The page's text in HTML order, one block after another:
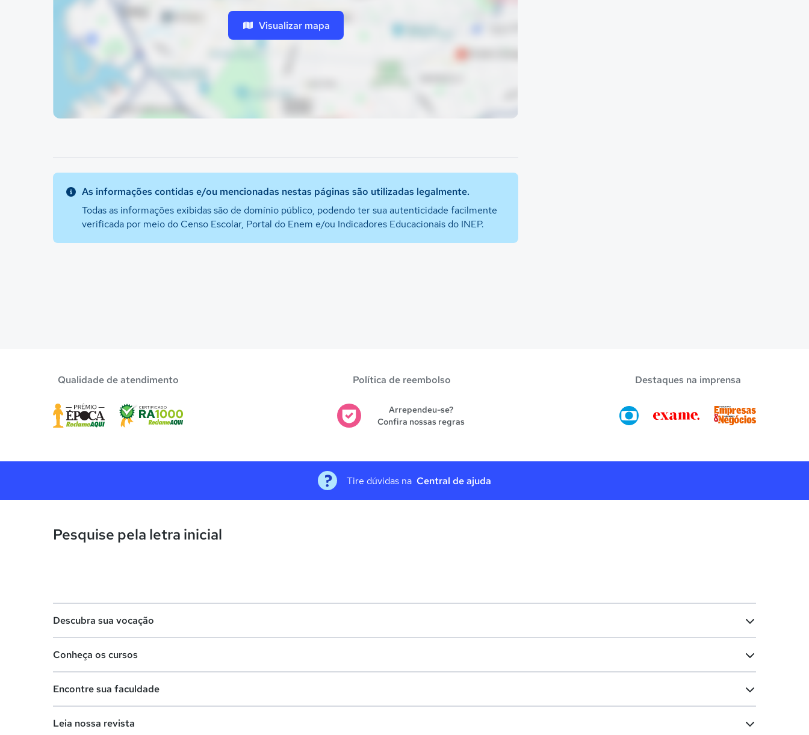
Visualizar mapa
As informações contidas e/ou mencionadas nestas páginas são utilizadas legalmente.
Todas as informações exibidas são de domínio público, podendo ter sua autenticidade facilmente
verificada por meio do Censo Escolar, Portal do Enem e/ou Indicadores Educacionais do INEP.
Qualidade de atendimento Política de reembolso
Arrependeu-se?
Confira nossas regras
Destaques na imprensa
Tire dúvidas na Central de ajuda
Pesquise pela letra inicial
Descubra sua vocação
Lista de profissões
Conheça os cursos
Cursos de graduação
Encontre sua faculdade
Leia nossa revista